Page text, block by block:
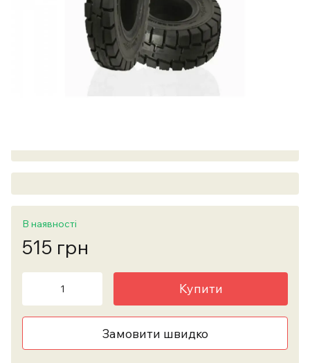
В наявності
515 грн
Купити
Замовити швидко